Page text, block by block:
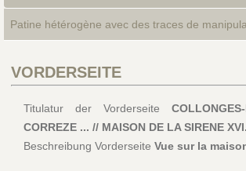
Patine hétérogène avec des traces de
VORDERSEITE
Titulatur der Vorderseite
CORREZE ... // MAISON DE LA SIRENE
Beschreibung Vorderseite Vue sur la